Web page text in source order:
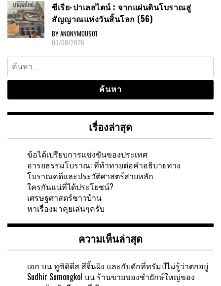
ซีเรีย-ปาเลสไตน์ : จากแผ่นดินโบราณสู่
สัญญาณแห่งวันสิ้นโลก (56)
BY ANONYMOUS01
03/08/2026
ค้นหา
สำหรับ:
เรื่องล่าสุด
ข้อได้เปรียบการแข่งขันของประเทศ
อารยธรรมโบราณ: ที่ท้าทายต่อคำอธิบายทาง
โบราณคดีและประวัติศาสตร์สายหลัก
ใครกันแน่ที่ได้ประโยชน์?
เศรษฐศาสตร์ชาวบ้าน
หาเรื่องมาคุยเล่นๆครับ
ความเห็นล่าสุด
เอก บนทูซิดิดีส สีจิ้นผิง และกับดักที่ทรัมป์ไม่รู้ว่าตกอยู่
Sudhir Sumongkol บน ร้านขายของชำยักษ์ใหญ่ของ